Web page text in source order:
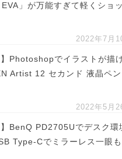
EVA」が万能すぎて軽くショッ
2022年7月
】Photoshopでイラストが描
Artist 12 セカンド 液晶ペン
2022年5月
】BenQ PD2705Uでデスク環
Type-Cでミラーレス一眼